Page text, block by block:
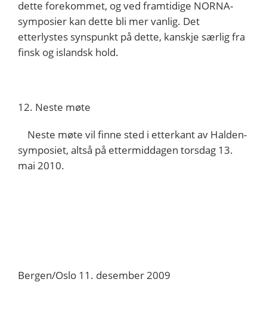
dette forekommet, og ved framtidige NORNA-
symposier kan dette bli mer vanlig. Det
etterlystes synspunkt på dette, kanskje særlig fra
finsk og islandsk hold.
12. Neste møte
Neste møte vil finne sted i etterkant av Halden-
symposiet, altså på ettermiddagen torsdag 13.
mai 2010.
Bergen/Oslo 11. desember 2009